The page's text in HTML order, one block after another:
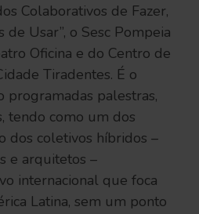
Colaborativos de Fazer,
Usar”, o Sesc Pompeia
Oficina e do Centro de
Tiradentes. É o
programadas palestras,
tendo como um dos
dos coletivos híbridos –
e arquitetos –
internacional que foca
Latina, sem um ponto